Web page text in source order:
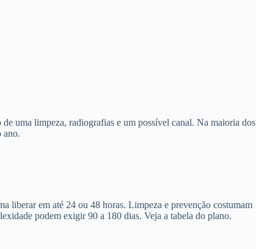
uma limpeza, radiografias e um possível canal. Na maioria dos
ano.
liberar em até 24 ou 48 horas. Limpeza e prevenção costumam
podem exigir 90 a 180 dias. Veja a tabela do plano.